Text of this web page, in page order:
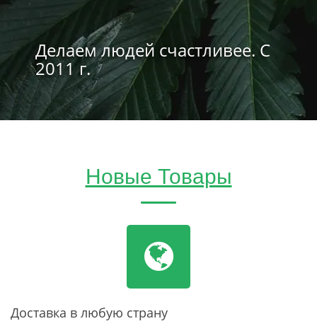
Делаем людей счастливее. С
2011 г.
Новые Товары
Доставка в любую страну